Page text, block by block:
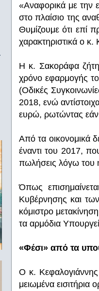
«Αναφορικά με την
στο πλαίσιο της
Θυμίζουμε ότι επί
χαρακτηριστικά ο κ.
Η κ. Σακοράφα
χρόνο εφαρμογής
(Οδικές
2018, ενώ
ευρώ, ρωτώντας εάν
Από τα οικονομικά
έναντι του 2017,
πωλήσεις λόγω του
Όπως
Κυβέρνησης και
κόμιστρο
τα αρμόδια
«Φέσι» από τα
Ο κ.
μειωμένα